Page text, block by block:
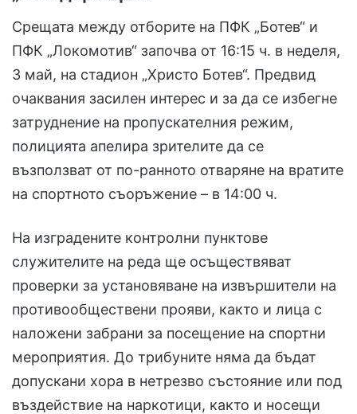
Срещата между отборите на ПФК „Ботев“ и
ПФК „Локомотив“ започва от 16:15 ч. в неделя,
3 май, на стадион „Христо Ботев“. Предвид
очаквания засилен интерес и за да се избегне
затруднение на пропускателния режим,
полицията апелира зрителите да се
възползват от по-ранното отваряне на вратите
на спортното съоръжение – в 14:00 ч.
На изградените контролни пунктове
служителите на реда ще осъществяват
проверки за установяване на извършители на
противообществени прояви, както и лица с
наложени забрани за посещение на спортни
мероприятия. До трибуните няма да бъдат
допускани хора в нетрезво състояние или под
въздействие на наркотици, както и носещи